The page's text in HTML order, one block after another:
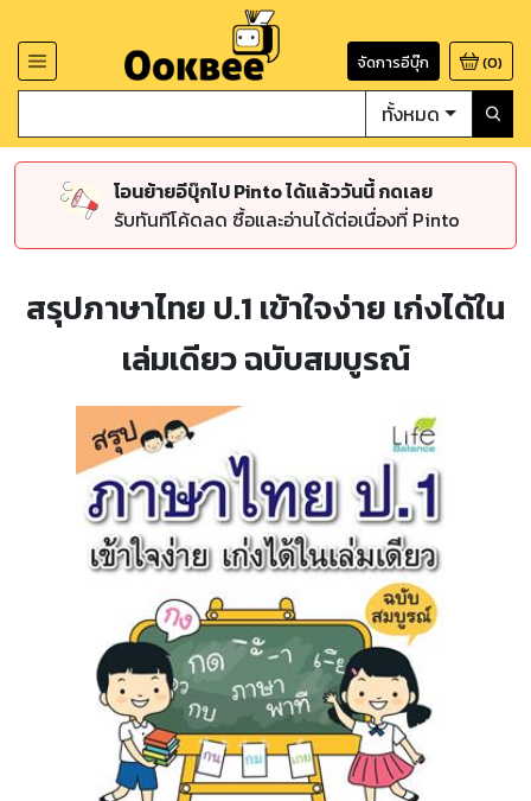
จัดการอีบุ๊ก (0)
ทั้งหมด
โอนย้ายอีบุ๊กไป Pinto ได้แล้ววันนี้ กดเลย
รับทันทีโค้ดลด ซื้อและอ่านได้ต่อเนื่องที่ Pinto
สรุปภาษาไทย ป.1 เข้าใจง่าย เก่งได้ใน
เล่มเดียว ฉบับสมบูรณ์